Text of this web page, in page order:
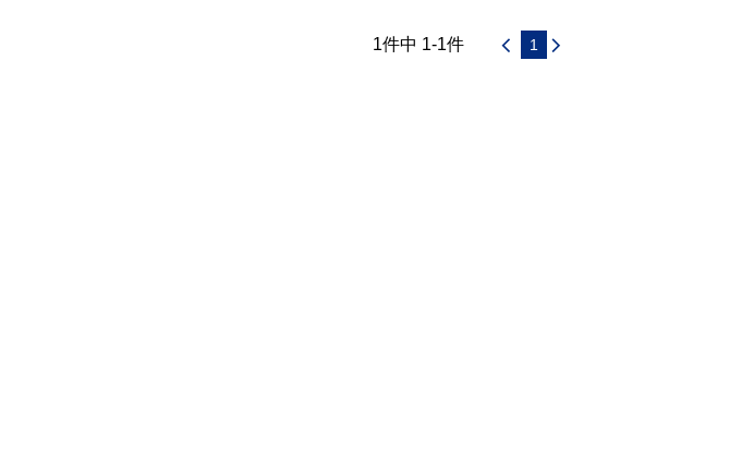
1件中 1-1件 1